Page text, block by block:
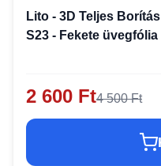
Lito - 3D Teljes
S23 - Fekete üvegfólia
2 600 Ft4 500 Ft